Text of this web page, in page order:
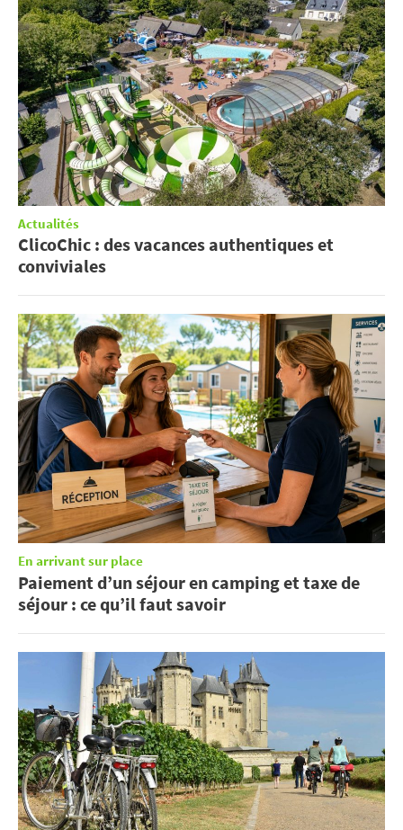
Actualités
ClicoChic : des vacances authentiques et
conviviales
En arrivant sur place
Paiement d’un séjour en camping et taxe de
séjour : ce qu’il faut savoir